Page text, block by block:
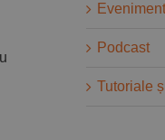
Podcast
Tutoriale